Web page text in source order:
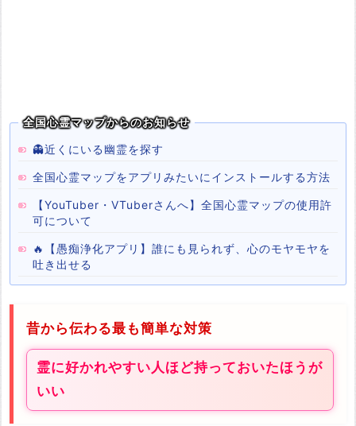
全国心霊マップからのお知らせ
👻近くにいる幽霊を探す
全国心霊マップをアプリみたいにインストールする方法
【YouTuber・VTuberさんへ】全国心霊マップの使用許
可について
🔥【愚痴浄化アプリ】誰にも見られず、心のモヤモヤを
吐き出せる
昔から伝わる最も簡単な対策
霊に好かれやすい人ほど持っておいたほうが
いい